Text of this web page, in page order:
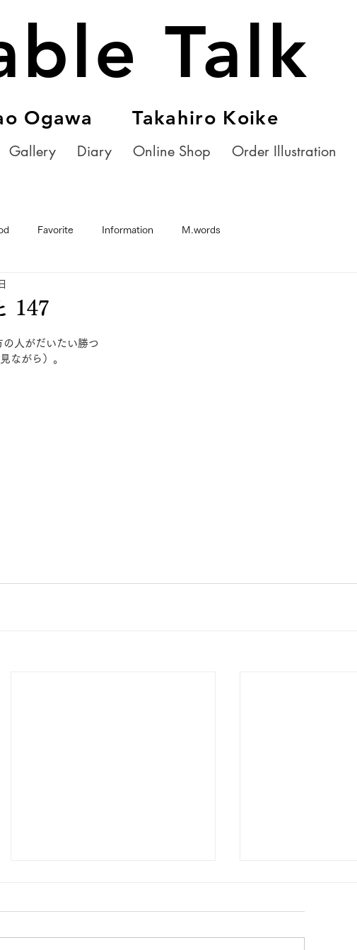
Talk
Ogawa Takahiro Koike
Gallery Diary Online Shop Order Illustration
Favorite Information M.words
147
人がだいたい勝つ
ながら）。